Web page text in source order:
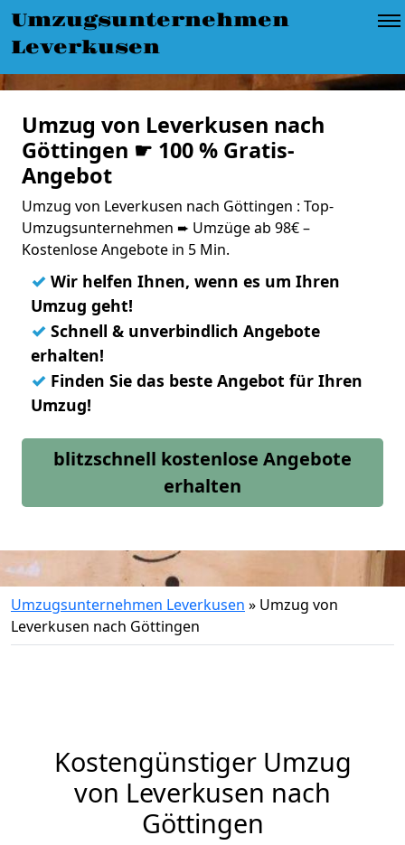
Umzugsunternehmen
Leverkusen
Umzug von Leverkusen nach
Göttingen ☛ 100 % Gratis-
Angebot
Umzug von Leverkusen nach Göttingen : Top-
Umzugsunternehmen ➨ Umzüge ab 98€ –
Kostenlose Angebote in 5 Min.
✓ Wir helfen Ihnen, wenn es um Ihren
Umzug geht!
✓ Schnell & unverbindlich Angebote
erhalten!
✓ Finden Sie das beste Angebot für Ihren
Umzug!
blitzschnell kostenlose Angebote
erhalten
Umzugsunternehmen Leverkusen » Umzug von
Leverkusen nach Göttingen
Kostengünstiger Umzug
von Leverkusen nach
Göttingen